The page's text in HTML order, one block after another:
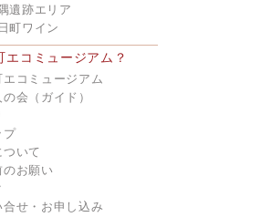
遺跡エリア
町ワイン
エコミュージアム？
エコミュージアム
会（ガイド）
プ
ついて
のお願い
合せ・お申し込み